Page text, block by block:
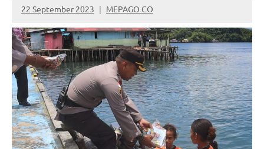
22 September 2023 MEPAGO CO
No
comments